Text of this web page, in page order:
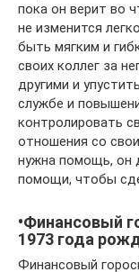
пока он верит во
не изменится
быть мягким и
своих коллег за
другими и
службе и
контролировать
отношения со
нужна помощь, он
помощи, чтобы
•Финансовый
1973 года
Финансовый